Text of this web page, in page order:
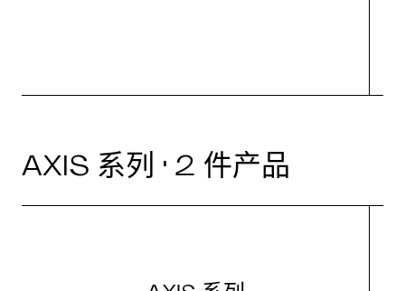
AXIS 系列 · 2 件产品